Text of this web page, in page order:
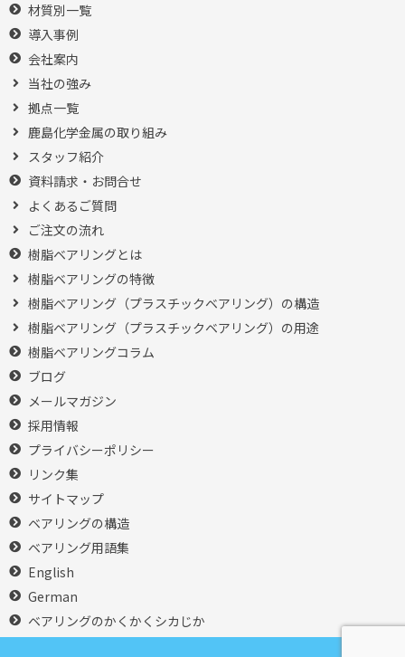
材質別一覧
導入事例
会社案内
当社の強み
拠点一覧
鹿島化学金属の取り組み
スタッフ紹介
資料請求・お問合せ
よくあるご質問
ご注文の流れ
樹脂ベアリングとは
樹脂ベアリングの特徴
樹脂ベアリング（プラスチックベアリング）の構造
樹脂ベアリング（プラスチックベアリング）の用途
樹脂ベアリングコラム
ブログ
メールマガジン
採用情報
プライバシーポリシー
リンク集
サイトマップ
ベアリングの構造
ベアリング用語集
English
German
ベアリングのかくかくシカじか